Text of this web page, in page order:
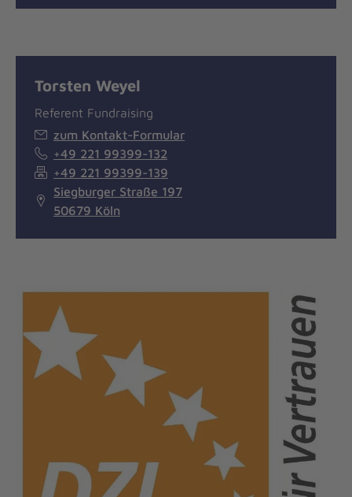
Torsten Weyel
Referent Fundraising
zum Kontakt-Formular
+49 221 99399-132
+49 221 99399-139
Siegburger Straße 197
50679 Köln